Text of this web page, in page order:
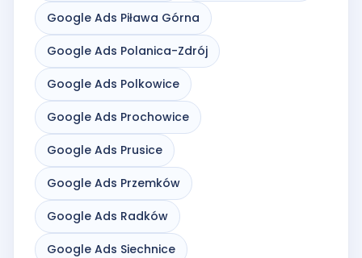
Google Ads Piława Górna
Google Ads Polanica-Zdrój
Google Ads Polkowice
Google Ads Prochowice
Google Ads Prusice
Google Ads Przemków
Google Ads Radków
Google Ads Siechnice